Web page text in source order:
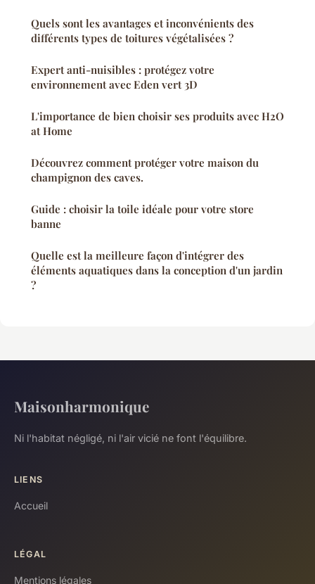
Quels sont les avantages et inconvénients des
différents types de toitures végétalisées ?
Expert anti-nuisibles : protégez votre
environnement avec Eden vert 3D
L'importance de bien choisir ses produits avec H2O
at Home
Découvrez comment protéger votre maison du
champignon des caves.
Guide : choisir la toile idéale pour votre store
banne
Quelle est la meilleure façon d'intégrer des
éléments aquatiques dans la conception d'un jardin
?
Maisonharmonique
Ni l'habitat négligé, ni l'air vicié ne font l'équilibre.
LIENS
Accueil
LÉGAL
Mentions légales